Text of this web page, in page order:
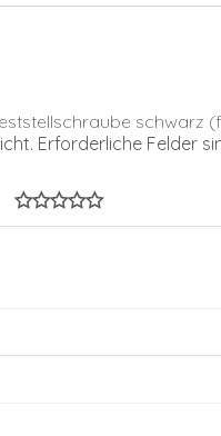
schwarz
Erforderliche Felder